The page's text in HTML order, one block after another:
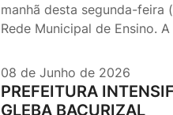
manhã desta segunda-feira
Rede Municipal de Ensino.
08 de Junho de 2026
PREFEITURA
GLEBA BACURIZAL